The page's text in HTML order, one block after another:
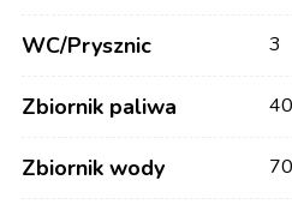
WC/Prysznic 3
Zbiornik paliwa
Zbiornik wody